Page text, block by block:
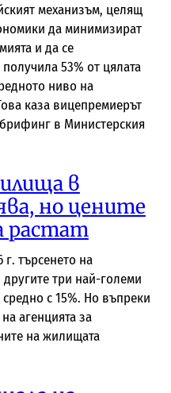
механизъм, целящ
да минимизират
и да се
53% от цялата
ниво на
каза вицепремиерът
в Министерския
в
но цените
растат
търсенето на
три най-големи
с 15%. Но въпреки
агенцията за
на жилищата